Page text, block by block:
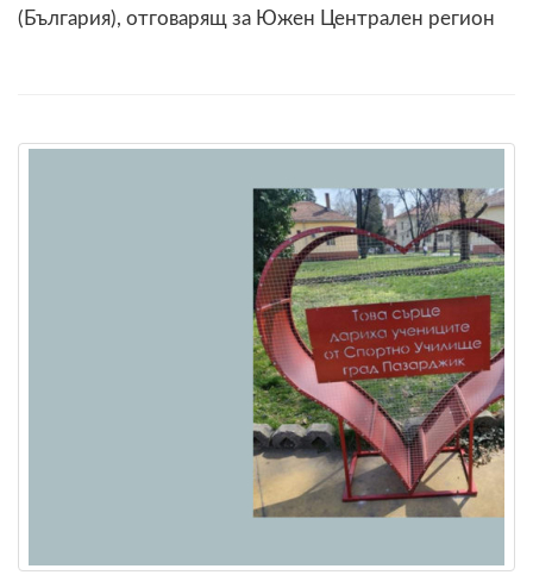
(България), отговарящ за Южен Централен регион